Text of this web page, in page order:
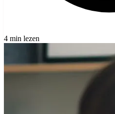
4 min lezen